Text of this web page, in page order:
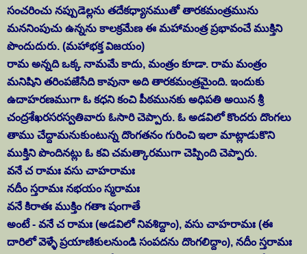
సంచరించు నప్పుడెల్లను తదేకధ్యానముతో తారకమంత్రమును
మననింపుచు ఉన్నను కాలక్రమేణ ఈ మహామంత్ర ప్రభావంచే ముక్తిని
పొందుదురు. (మహాభక్త విజయం)
రామ అన్నది ఒక్క నామమే కాదు, మంత్రం కూడా. రామ మంత్రం
మనిషిని తరింపజేసేది కావునా అది తారకమంత్రమైంది. ఇందుకు
ఉదాహరణముగా ఓ కధని కంచి పీఠమునకు అధిపతి అయిన శ్రీ
చంద్రశేఖరసరస్వతివారు ఓసారి చెప్పారు. ఓ అడవిలో కొందరు దొంగలు
తాము చేద్దామనుకుంటున్న దొంగతనం గురించి ఇలా మాట్లాడుకొని
ముక్తిని పొందినట్లు ఓ కవి చమత్కారముగా చెప్పింది చెప్పారు.
వనే చ రామః వసు చాహరామః
నదీం స్తరామః నభయం స్మరామః
వనే కిరాతః ముక్తిం గతాః షంగాతే
అంటే - వనే చ రామః (అడవిలో నివశిద్దాం), వసు చాహరామః (ఈ
దారిలో వెళ్ళే ప్రయాణికులనుండి సంపదను దొంగలిద్దాం), నదీం స్తరామః